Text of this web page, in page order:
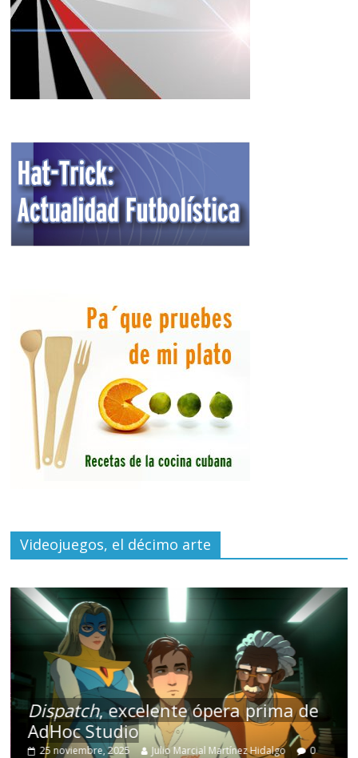
Videojuegos, el décimo arte
Dispatch, excelente ópera prima de
AdHoc Studio
25 noviembre, 2025 Julio Marcial Martínez Hidalgo 0